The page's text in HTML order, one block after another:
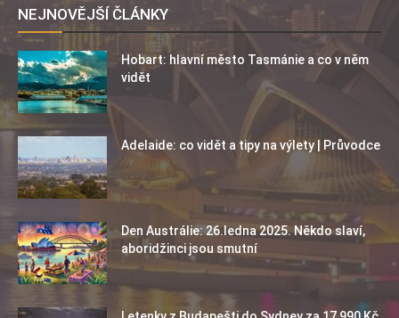
NEJNOVĚJŠÍ ČLÁNKY
Hobart: hlavní město Tasmánie a co v něm
vidět
Adelaide: co vidět a tipy na výlety | Průvodce
Den Austrálie: 26.ledna 2025. Někdo slaví,
aboridžinci jsou smutní